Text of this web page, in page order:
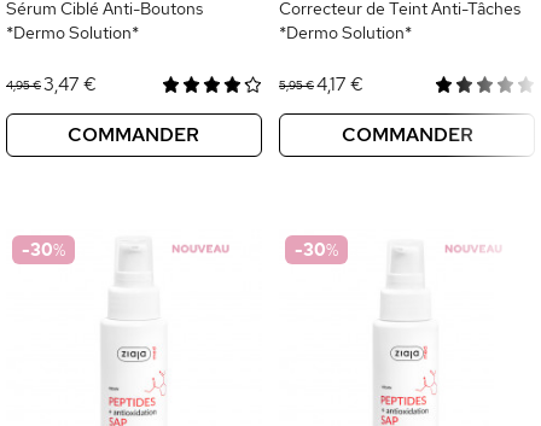
Sérum Ciblé Anti-Boutons
*Dermo Solution*
4,95 €3,47 €
COMMANDER
Correcteur de Teint Anti-Tâches
*Dermo Solution*
5,95 €4,17 €
COMMANDER
-30% -30%